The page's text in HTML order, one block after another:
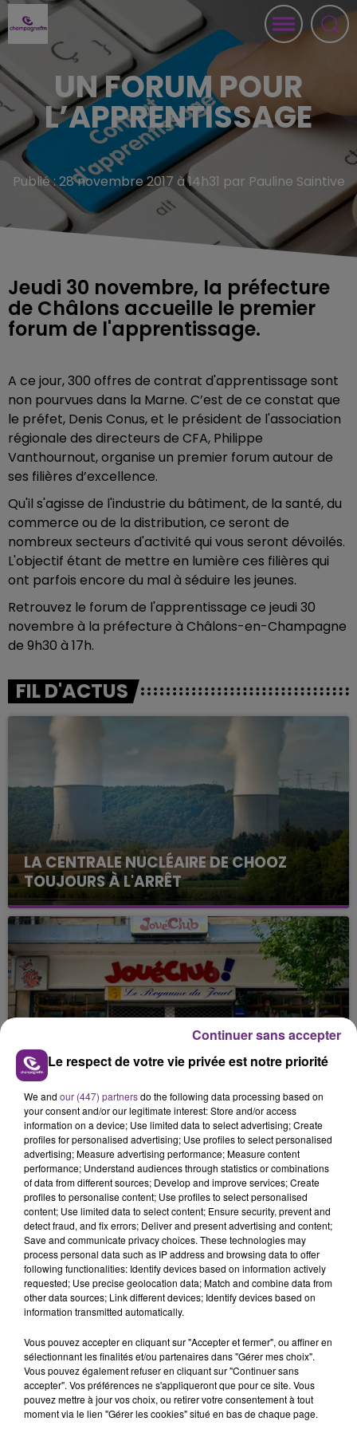
UN FORUM POUR
L’APPRENTISSAGE
Publié : 28 novembre 2017 à 14h31 par Pauline Saintive
Jeudi 30 novembre, la préfecture
de Châlons accueille le premier
forum de l'apprentissage.
A ce jour, 300 offres de contrat d'apprentissage sont
non pourvues dans la Marne. C’est de ce constat que
le préfet, Denis Conus, et le président de l'association
régionale des directeurs de CFA, Philippe
Vanthournout, organise un premier forum autour de
ses filières d’excellence.
Qu'il s'agisse de l'industrie du bâtiment, de la santé, du
commerce ou de la distribution, ce seront de
nombreux secteurs d'activité qui vous seront dévoilés.
L'objectif étant de mettre en lumière ces filières qui
ont parfois encore du mal à séduire les jeunes.
Retrouvez le forum de l'apprentissage ce jeudi 30
novembre à la préfecture à Châlons-en-Champagne
de 9h30 à 17h.
FIL D'ACTUS
LA CENTRALE NUCLÉAIRE DE CHOOZ
TOUJOURS À L'ARRÊT
Cela fait déjà une semaine que la centrale
nucléaire ardennaise est à l'arrêt. Une situation
justifiée par la sécheresse intense qui est toujours
présente.
LE MAGASIN JOUÉCLUB DE REIMS FERME
SES PORTES
C'était l'une des institutions du centre-ville
rémois. Le magasin JouéClub est contraint de
fermer ses portes.
TITRES DIFFUSÉS
21h01
21h01
TEMPER CITY
Self Aware
20h59
20h59
DJ GOJA & JASON DERULO &
MELODY
Mi Chico
Le respect de votre vie privée est notre priorité
We and our (447) partnersdo the following data processing based on
your consent and/or our legitimate interest: Store and/or access
information on a device; Use limited data to select advertising; Create
profiles for personalised advertising; Use profiles to select personalised
advertising; Measure advertising performance; Measure content
performance; Understand audiences through statistics or combinations
of data from different sources; Develop and improve services; Create
profiles to personalise content; Use profiles to select personalised
content; Use limited data to select content; Ensure security, prevent and
detect fraud, and fix errors; Deliver and present advertising and content;
Save and communicate privacy choices. These technologies may
process personal data such as IP address and browsing data to offer
following functionalities: Identify devices based on information actively
requested; Use precise geolocation data; Match and combine data from
other data sources; Link different devices; Identify devices based on
information transmitted automatically.
Vous pouvez accepter en cliquant sur "Accepter et fermer", ou affiner en
sélectionnant les finalités et/ou partenaires dans "Gérer mes choix".
Vous pouvez également refuser en cliquant sur "Continuer sans
accepter". Vos préférences ne s'appliqueront que pour ce site. Vous
pouvez mettre à jour vos choix, ou retirer votre consentement à tout
moment via le lien "Gérer les cookies" situé en bas de chaque page.
Continuer sans accepter